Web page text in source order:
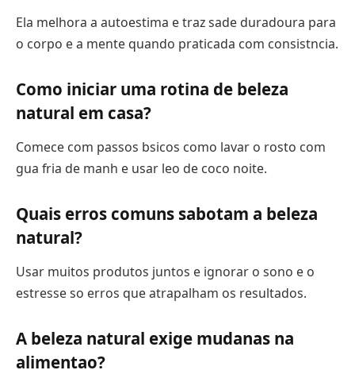
Ela melhora a autoestima e traz sade duradoura para
o corpo e a mente quando praticada com consistncia.
Como iniciar uma rotina de beleza
natural em casa?
Comece com passos bsicos como lavar o rosto com
gua fria de manh e usar leo de coco noite.
Quais erros comuns sabotam a beleza
natural?
Usar muitos produtos juntos e ignorar o sono e o
estresse so erros que atrapalham os resultados.
A beleza natural exige mudanas na
alimentao?